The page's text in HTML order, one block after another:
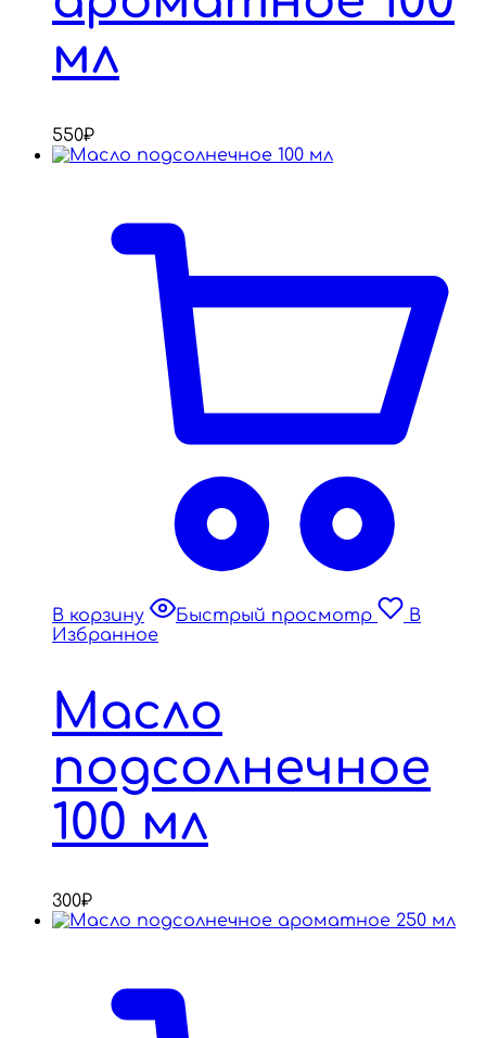
мл
550₽
В корзину Быстрый просмотр
В
Избранное
Масло
подсолнечное
100 мл
300₽